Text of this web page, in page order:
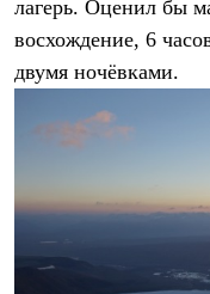
лагерь. Оценил бы
восхождение, 6
двумя ночёвками.